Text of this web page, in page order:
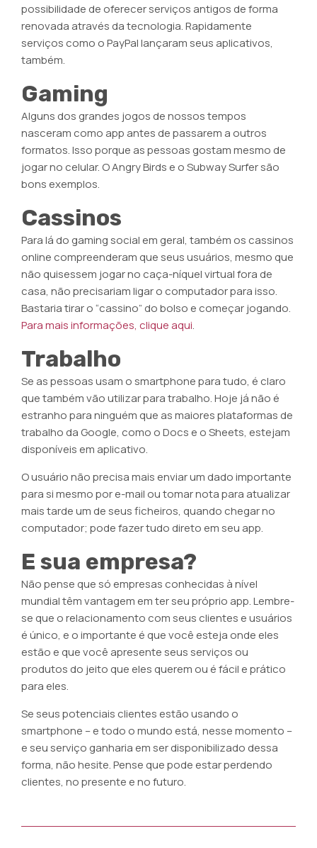
possibilidade de oferecer serviços antigos de forma
renovada através da tecnologia. Rapidamente
serviços como o PayPal lançaram seus aplicativos,
também.
Gaming
Alguns dos grandes jogos de nossos tempos
nasceram como app antes de passarem a outros
formatos. Isso porque as pessoas gostam mesmo de
jogar no celular. O Angry Birds e o Subway Surfer são
bons exemplos.
Cassinos
Para lá do gaming social em geral, também os cassinos
online compreenderam que seus usuários, mesmo que
não quisessem jogar no caça-níquel virtual fora de
casa, não precisariam ligar o computador para isso.
Bastaria tirar o “cassino” do bolso e começar jogando.
Para mais informações, clique aqui.
Trabalho
Se as pessoas usam o smartphone para tudo, é claro
que também vão utilizar para trabalho. Hoje já não é
estranho para ninguém que as maiores plataformas de
trabalho da Google, como o Docs e o Sheets, estejam
disponíveis em aplicativo.
O usuário não precisa mais enviar um dado importante
para si mesmo por e-mail ou tomar nota para atualizar
mais tarde um de seus ficheiros, quando chegar no
computador; pode fazer tudo direto em seu app.
E sua empresa?
Não pense que só empresas conhecidas à nível
mundial têm vantagem em ter seu próprio app. Lembre-
se que o relacionamento com seus clientes e usuários
é único, e o importante é que você esteja onde eles
estão e que você apresente seus serviços ou
produtos do jeito que eles querem ou é fácil e prático
para eles.
Se seus potenciais clientes estão usando o
smartphone – e todo o mundo está, nesse momento –
e seu serviço ganharia em ser disponibilizado dessa
forma, não hesite. Pense que pode estar perdendo
clientes, no presente e no futuro.